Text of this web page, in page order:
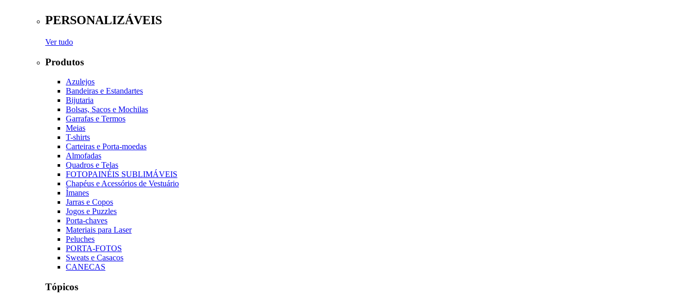
PERSONALIZÁVEIS
Ver tudo
Produtos
Azulejos
Bandeiras e Estandartes
Bijutaria
Bolsas, Sacos e Mochilas
Garrafas e Termos
Meias
T-shirts
Carteiras e Porta-moedas
Almofadas
Quadros e Telas
FOTOPAINÉIS SUBLIMÁVEIS
Chapéus e Acessórios de Vestuário
Ímanes
Jarras e Copos
Jogos e Puzzles
Porta-chaves
Materiais para Laser
Peluches
PORTA-FOTOS
Sweats e Casacos
CANECAS
Tópicos